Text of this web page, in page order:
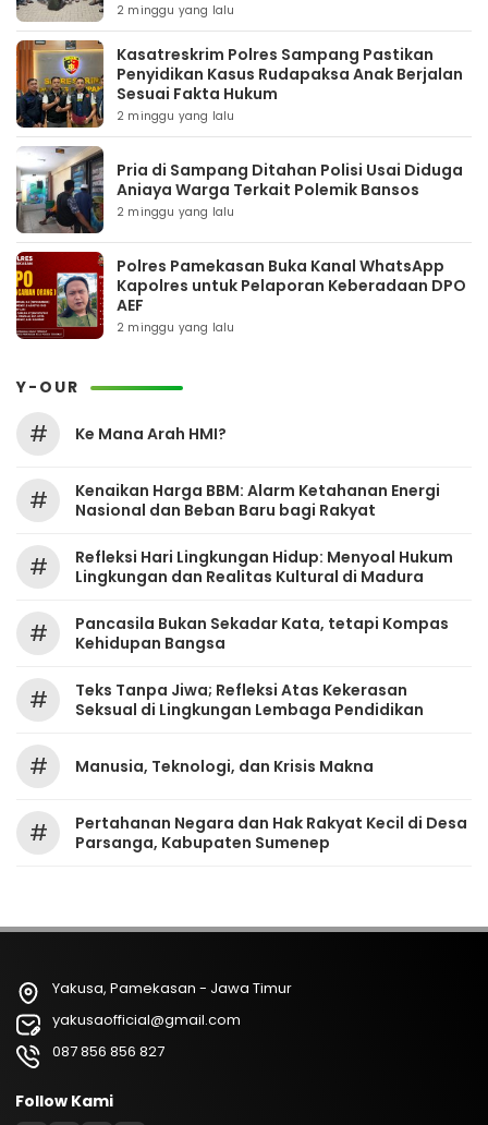
2 minggu yang lalu
Kasatreskrim Polres Sampang Pastikan
Penyidikan Kasus Rudapaksa Anak Berjalan
Sesuai Fakta Hukum
2 minggu yang lalu
Pria di Sampang Ditahan Polisi Usai Diduga
Aniaya Warga Terkait Polemik Bansos
2 minggu yang lalu
Polres Pamekasan Buka Kanal WhatsApp
Kapolres untuk Pelaporan Keberadaan DPO
AEF
2 minggu yang lalu
Y-OUR
# Ke Mana Arah HMI?
#
Kenaikan Harga BBM: Alarm Ketahanan Energi
Nasional dan Beban Baru bagi Rakyat
#
Refleksi Hari Lingkungan Hidup: Menyoal Hukum
Lingkungan dan Realitas Kultural di Madura
#
Pancasila Bukan Sekadar Kata, tetapi Kompas
Kehidupan Bangsa
#
Teks Tanpa Jiwa; Refleksi Atas Kekerasan
Seksual di Lingkungan Lembaga Pendidikan
# Manusia, Teknologi, dan Krisis Makna
#
Pertahanan Negara dan Hak Rakyat Kecil di Desa
Parsanga, Kabupaten Sumenep
Yakusa, Pamekasan - Jawa Timur
yakusaofficial@gmail.com
087 856 856 827
Follow Kami